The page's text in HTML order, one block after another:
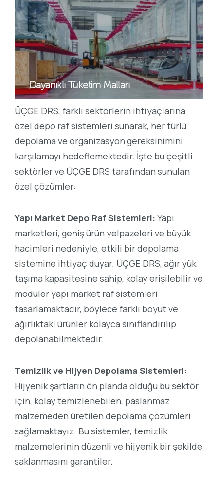
Dayanıklı Tüketim Malları
ÜÇGE DRS, farklı sektörlerin ihtiyaçlarına
özel depo raf sistemleri sunarak, her türlü
depolama ve organizasyon gereksinimini
karşılamayı hedeflemektedir. İşte bu çeşitli
sektörler ve ÜÇGE DRS tarafından sunulan
özel çözümler:
Yapı Market Depo Raf Sistemleri: Yapı
marketleri, geniş ürün yelpazeleri ve büyük
hacimleri nedeniyle, etkili bir depolama
sistemine ihtiyaç duyar. ÜÇGE DRS, ağır yük
taşıma kapasitesine sahip, kolay erişilebilir ve
modüler yapı market raf sistemleri
tasarlamaktadır, böylece farklı boyut ve
ağırlıktaki ürünler kolayca sınıflandırılıp
depolanabilmektedir.
Temizlik ve Hijyen Depolama Sistemleri:
Hijyenik şartların ön planda olduğu bu sektör
için, kolay temizlenebilen, paslanmaz
malzemeden üretilen depolama çözümleri
sağlamaktayız. Bu sistemler, temizlik
malzemelerinin düzenli ve hijyenik bir şekilde
saklanmasını garantiler.